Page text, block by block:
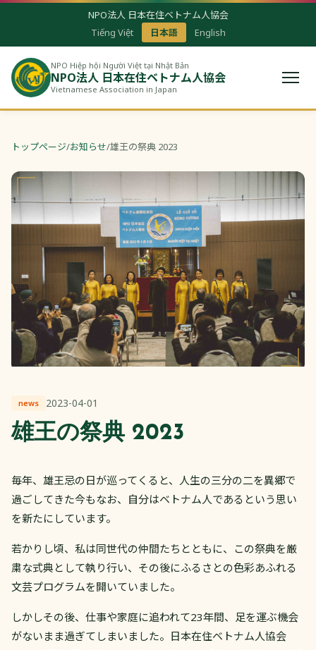
NPO法人 日本在住ベトナム人協会
Tiếng Việt
日本語 English
NPO Hiệp hội Người Việt tại Nhật Bản
NPO法人 日本在住ベトナム人協会
Vietnamese Association in Japan
トップページ/お知らせ/雄王の祭典 2023
news 2023-04-01
雄王の祭典 2023
毎年、雄王忌の日が巡ってくると、人生の三分の二を異郷で
過ごしてきた今もなお、自分はベトナム人であるという思い
を新たにしています。
若かりし頃、私は同世代の仲間たちとともに、この祭典を厳
粛な式典として執り行い、その後にふるさとの色彩あふれる
文芸プログラムを開いていました。
しかしその後、仕事や家庭に追われて23年間、足を運ぶ機会
がないまま過ぎてしまいました。日本在住ベトナム人協会